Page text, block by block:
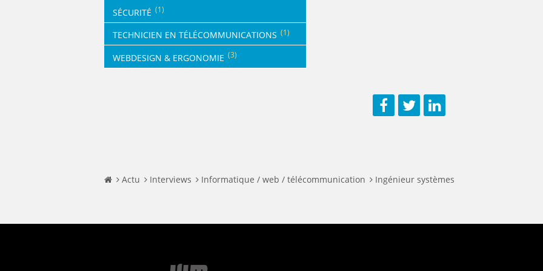
SÉCURITÉ (1)
TECHNICIEN EN TÉLÉCOMMUNICATIONS (1)
WEBDESIGN & ERGONOMIE (3)
Actu Interviews Informatique / web / télécommunication Ingénieur systèmes